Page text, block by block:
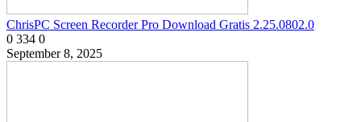
ChrisPC Screen Recorder Pro Download Gratis 2.25.0802.0
0 334 0
September 8, 2025